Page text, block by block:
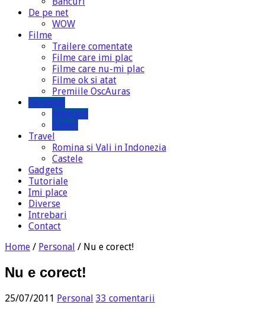
De pe net
WOW
Filme
Trailere comentate
Filme care imi plac
Filme care nu-mi plac
Filme ok si atat
Premiile OscAuras
Personal
Mancare
Kinect
Travel
Romina si Vali in Indonezia
Castele
Gadgets
Tutoriale
Imi place
Diverse
Intrebari
Contact
Home / Personal / Nu e corect!
Nu e corect!
25/07/2011 Personal 33 comentarii